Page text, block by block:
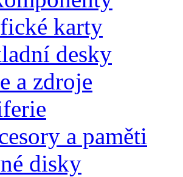
karty
desky
a zdroje
a paměti
disky